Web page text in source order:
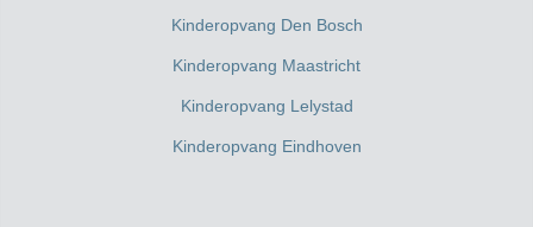
Kinderopvang Den Bosch
Kinderopvang Maastricht
Kinderopvang Lelystad
Kinderopvang Eindhoven